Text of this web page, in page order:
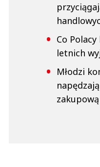
Co
letnich
Młodzi
zakupową